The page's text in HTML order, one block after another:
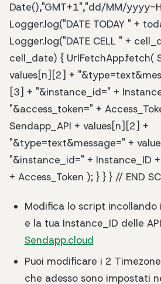
Date(),"GMT+1","dd/MM/yyyy-
Logger.log("DATE TODAY " +
Logger.log("DATE CELL " +
cell_date) { UrlFetchApp.fetch(
values[n][2] +
[3] + "&instance_id=" +
"&access_token=" +
Sendapp_API + values[n][2] +
"&type=text&message=" +
"&instance_id=" + Instance_ID
+ Access_Token ); } } } // END
Modifica lo script incollando
e la tua Instance_ID delle
Sendapp.cloud
Puoi modificare i 2
che adesso sono impostati